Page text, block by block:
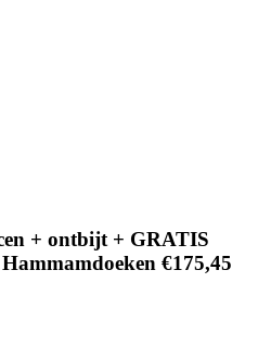
+ ontbijt + GRATIS
€175,45